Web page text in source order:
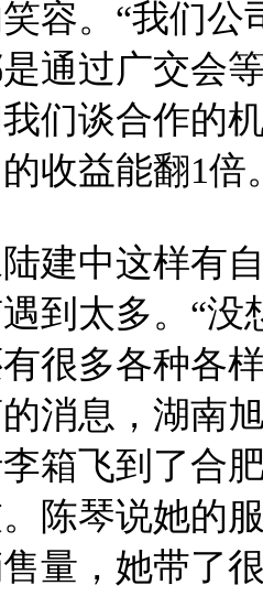
容。“我们
通过广交会
们谈合作的
收益能翻1倍
中这样有自
到太多。“
很多各种各
消息，湖南
箱飞到了合
陈琴说她的
量，她带了